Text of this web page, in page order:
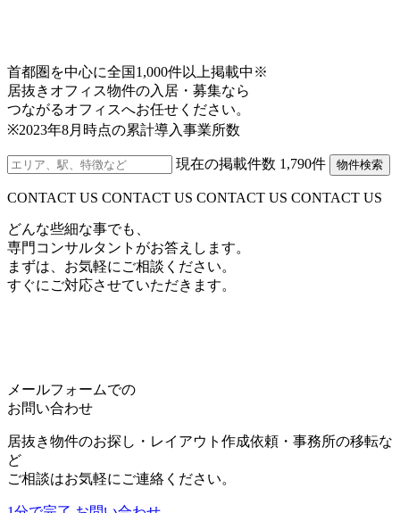
等について一切の責任を負うものではありません。
また、お客様からのEメールや資料請求等がインター
ネット上の不具合・事故等により当社に着信しなか
った場合、当社はそれに対する一切の責任を負いま
せん。
4.当サイトでご提供するサービスの内容について
当サイトでご提供するサービスの内容については、
をすることがあります。尚、当社は、情報の変更・
中止によって生じるいかなる損害についても責任を
負うものではありません。
首都圏を中心に全国1,000件以上掲載中※
居抜きオフィス物件の入居・募集なら
つながるオフィスへお任せください。
※2023年8月時点の累計導入事業所数
現在の掲載件数 1,790件 物件検索
CONTACT US CONTACT US CONTACT US CONTACT US
どんな些細な事でも、
専門コンサルタントがお答えします。
まずは、お気軽にご相談ください。
すぐにご対応させていただきます。
メールフォームでの
お問い合わせ
居抜き物件のお探し・レイアウト作成依頼・事務所の移転な
ど
ご相談はお気軽にご連絡ください。